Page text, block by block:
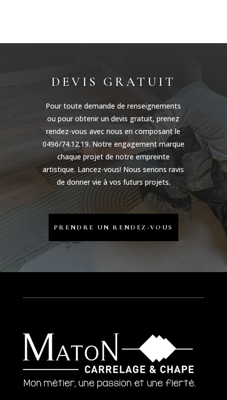
DEVIS GRATUIT
Pour toute demande de renseignements
ou pour obtenir un devis gratuit, prenez
rendez-vous avec nous en composant le
0496/74.12.19. Notre engagement marque
chaque projet de notre empreinte
artistique. Lancez-vous! Nous serions ravis
de donner vie à vos futurs projets.
PRENDRE UN RENDEZ-VOUS